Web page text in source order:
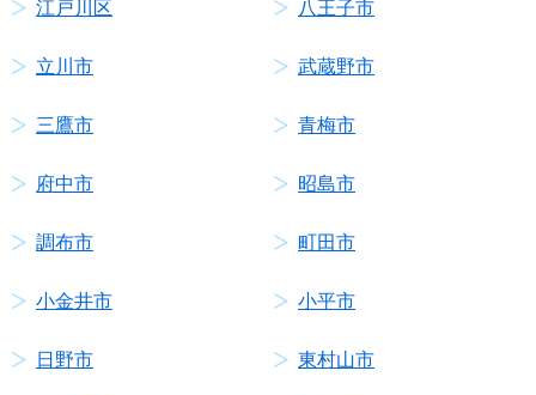
江戸川区 八王子市
立川市 武蔵野市
三鷹市 青梅市
府中市 昭島市
調布市 町田市
小金井市 小平市
日野市 東村山市